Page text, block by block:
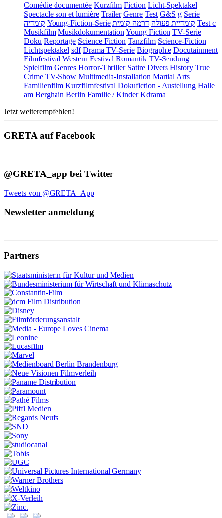
Comédie documentée Kurzfilm Fiction Licht-Spektakel
Spectacle son et lumière Trailer Genre Test G&S g Serie
קומדיה Young-Fiction-Serie קומדיית פעולה דרמה קומית
Test c
Musikfilm Musikdokumentation Young Fiction TV-Serie
Doku Reportage Science Fiction Tanzfilm Science-Fiction
Lichtspektakel sdf Drama TV-Serie Biographie Docutainment
Filmfestival Western Festival Romantik TV-Sendung
Spielfilm Genres Horror-Thriller Satire Divers History True
Crime TV-Show Multimedia-Installation Martial Arts
Familienfilm Kurzfilmfestival Dokufiction - Austellung Halle
am Berghain Berlin Familie / Kinder Kdrama
Jetzt weiterempfehlen!
GRETA auf Facebook
@GRETA_app bei Twitter
Tweets von @GRETA_App
Newsletter anmeldung
Partners